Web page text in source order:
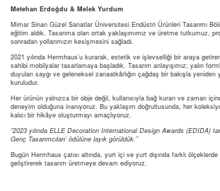
Metehan Erdoğdu & Melek Yurdum
Mimar Sinan Güzel Sanatlar Üniversitesi Endüstri Ürünleri Tasarımı
eğitim aldık. Tasarıma olan ortak yaklaşımımız ve üretme tutkumuz,
sonradan yollarımızın kesişmesini sağladı.
2021 yılında Hermhaus’u kurarak, estetik ve işlevselliği bir araya
sahibi mobilyalar tasarlamaya başladık. Tasarım anlayışımız; yalın
duyulan saygı ve geleneksel zanaatkârlığın çağdaş bir bakışla yeniden
kuruludur.
Her ürünün yalnızca bir obje değil, kullanıcıyla bağ kuran ve zaman
deneyim olduğuna inanıyoruz. Bu yaklaşım doğrultusunda, her
kalıcı bir hikâye oluşturmayı amaçlıyoruz.
“2023 yılında ELLE Decoration International Design Awards (EDIDA)
Genç Tasarımcıları’ ödülüne layık görüldük.”
Bugün Hermhaus çatısı altında, yurt içi ve yurt dışında farklı
geliştirerek tasarım üretmeye devam ediyoruz.